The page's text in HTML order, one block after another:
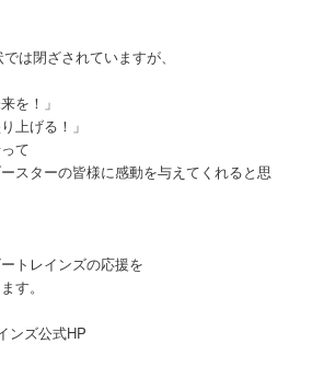
は閉ざされていますが、
を！」
上げる！」
て
スターの皆様に感動を与えてくれると思
トレインズの応援を
す。
ンズ公式HP